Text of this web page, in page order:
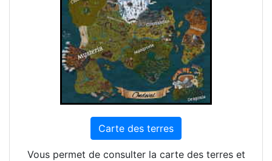
Carte des terres
Vous permet de consulter la carte des terres et